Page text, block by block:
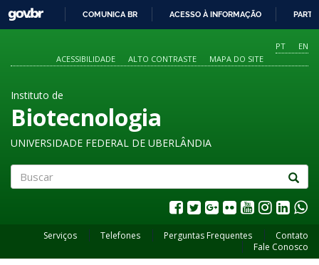
O
CONTEÚDO
GOVBR
COMUNICA BR ACESSO À INFORMAÇÃO
PT
EN
ACESSIBILIDADE
ALTO CONTRASTE MAPA DO SITE
Instituto de
Biotecnologia
UNIVERSIDADE FEDERAL DE UBERLÂNDIA
Serviços Telefones Perguntas Frequentes
Contato
Fale Conosco